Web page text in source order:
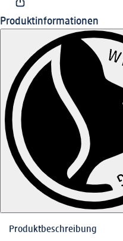
Produktinformationen
Produktbeschreibung